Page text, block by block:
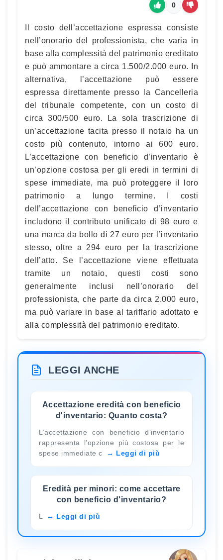
0
Il costo dell’accettazione espressa consiste
nell’onorario del professionista, che varia in
base alla complessità del patrimonio ereditato
e può ammontare a circa 1.500/2.000 euro. In
alternativa, l’accettazione può essere
espressa direttamente presso la Cancelleria
del tribunale competente, con un costo di
circa 300/500 euro. La sola trascrizione di
un’accettazione tacita presso il notaio ha un
costo più contenuto, intorno ai 600 euro.
L’accettazione con beneficio d’inventario è
un’opzione costosa per gli eredi in termini di
spese immediate, ma può proteggere il loro
patrimonio a lungo termine. I costi
dell’accettazione con beneficio d’inventario
includono il contributo unificato di 98 euro e
una marca da bollo di 27 euro per l’inventario
stesso, oltre a 294 euro per la trascrizione
dell’atto. Se l’accettazione viene effettuata
tramite un notaio, questi costi sono
generalmente inclusi nell’onorario del
professionista, che parte da circa 2.000 euro,
ma può variare in base al tariffario adottato e
alla complessità del patrimonio ereditato.
LEGGI ANCHE
Accettazione eredità con beneficio
d'inventario: Quanto costa?
L’accettazione con beneficio d’inventario
rappresenta l’opzione più costosa per le
spese immediate c
Leggi di più
Eredità per minori: come accettare
con beneficio d'inventario?
L Leggi di più